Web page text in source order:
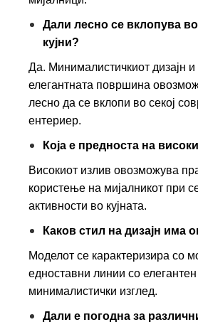
Дали лесно се вклопува
кујни?
Да. Минималистичкиот дизајн и
елегантната површина
лесно да се вклопи во секој
ентериер.
Која е предноста на
Високиот излив овозможува
користење на мијалникот при
активности во кујната.
Каков стил на дизајн има
Моделот се карактеризира со
едноставни линии со елегантен
минималистички изглед.
Дали е погодна за